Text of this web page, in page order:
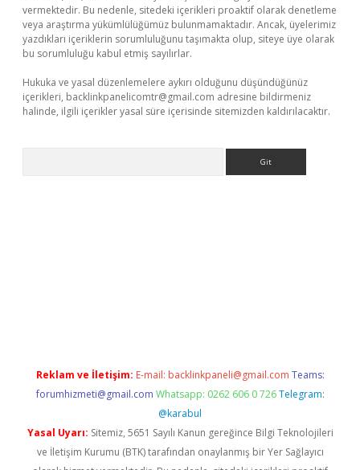
vermektedir. Bu nedenle, sitedeki içerikleri proaktif olarak denetleme
veya araştırma yükümlülüğümüz bulunmamaktadır. Ancak, üyelerimiz
yazdıkları içeriklerin sorumluluğunu taşımakta olup, siteye üye olarak
bu sorumluluğu kabul etmiş sayılırlar.
Hukuka ve yasal düzenlemelere aykırı olduğunu düşündüğünüz
içerikleri, backlinkpanelicomtr@gmail.com adresine bildirmeniz
halinde, ilgili içerikler yasal süre içerisinde sitemizden kaldırılacaktır.
Reklam ve İletişim: E-mail: backlinkpaneli@gmail.com Teams:
forumhizmeti@gmail.com Whatsapp: 0262 606 0 726 Telegram:
@karabul
Yasal Uyarı: Sitemiz, 5651 Sayılı Kanun gereğince Bilgi Teknolojileri
ve İletişim Kurumu (BTK) tarafından onaylanmış bir Yer Sağlayıcı